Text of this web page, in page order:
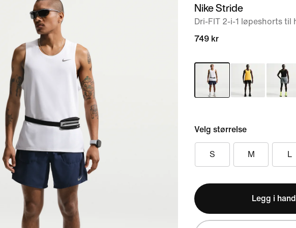
Nike Stride
Dri-FIT 2-i-1 løpeshorts til
749 kr
Velg størrelse
S M L
Legg i